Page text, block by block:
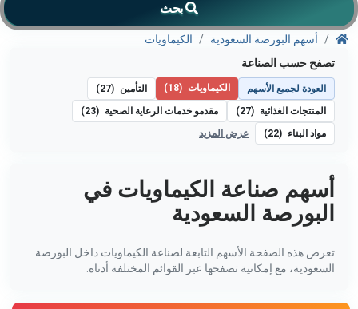
بحث
أسهم البورصة السعودية
الكيماويات
تصفح حسب الصناعة
العودة لجميع الأسهم الكيماويات (18) التأمين (27)
المنتجات الغذائية (27) مقدمو خدمات الرعاية الصحية (23)
مواد البناء (22) عرض المزيد
أسهم صناعة الكيماويات في
البورصة السعودية
تعرض هذه الصفحة الأسهم التابعة لصناعة الكيماويات داخل البورصة
السعودية، مع إمكانية تصفحها عبر القوائم المختلفة أدناه.